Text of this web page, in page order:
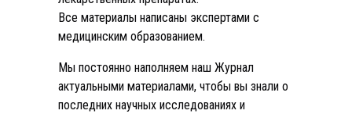
Все материалы написаны экспертами с
медицинским образованием.
Мы постоянно наполняем наш Журнал
актуальными материалами, чтобы вы знали о
последних научных исследованиях и